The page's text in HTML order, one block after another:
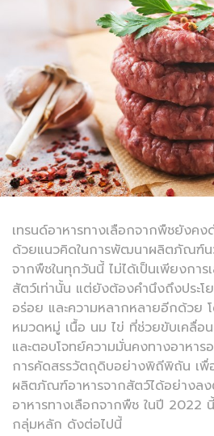
เทรนด์อาหารทางเลือกจากพืชยังค
ด้วยแนวคิดในการพัฒนาผลิตภัณฑ์น
จากพืชในทุกวันนี้ ไม่ได้เป็นเพียงก
สัตว์เท่านั้น แต่ยังต้องคำนึงถึงประ
อร่อย และความหลากหลายอีกด้วย โ
หมวดหมู่ เนื้อ นม ไข่ ที่ช่วยขับเคลื่อ
และตอบโจทย์ความมั่นคงทางอาหา
การคัดสรรวัตถุดิบอย่างพิถีพิถัน เพื่
ผลิตภัณฑ์อาหารจากสัตว์ได้อย่างล
อาหารทางเลือกจากพืช ในปี 2022
กลุ่มหลัก ดังต่อไปนี้